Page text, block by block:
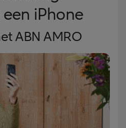
iPhone
ABN AMRO